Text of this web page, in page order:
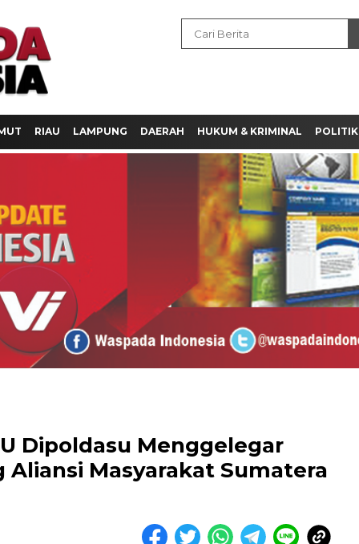
RIAU LAMPUNG DAERAH HUKUM & KRIMINAL POLITIK
Dipoldasu Menggelegar
Aliansi Masyarakat Sumatera